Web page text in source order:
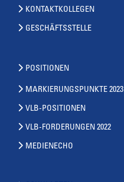
KONTAKTKOLLEGEN
GESCHÄFTSSTELLE
POSITIONEN
MARKIERUNGSPUNKTE 2023
VLB-POSITIONEN
VLB-FORDERUNGEN 2022
MEDIENECHO